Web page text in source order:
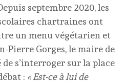
septembre 2020, les
chartraines ont
un menu végétarien et
Pierre Gorges, le maire de
de s’interroger sur la place
: « Est-ce à lui de